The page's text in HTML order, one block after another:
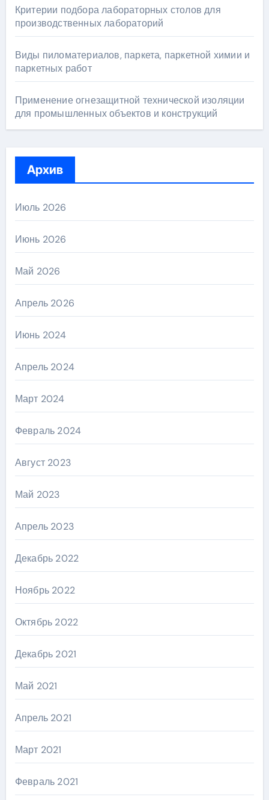
Критерии подбора лабораторных столов для
производственных лабораторий
Виды пиломатериалов, паркета, паркетной химии и
паркетных работ
Применение огнезащитной технической изоляции
для промышленных объектов и конструкций
Архив
Июль 2026
Июнь 2026
Май 2026
Апрель 2026
Июнь 2024
Апрель 2024
Март 2024
Февраль 2024
Август 2023
Май 2023
Апрель 2023
Декабрь 2022
Ноябрь 2022
Октябрь 2022
Декабрь 2021
Май 2021
Апрель 2021
Март 2021
Февраль 2021